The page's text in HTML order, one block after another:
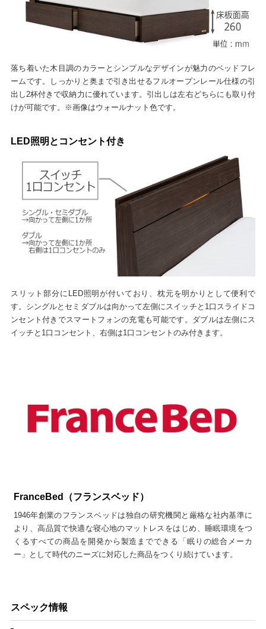
落ち着いた木目調のカラーとシンプルなデザインが魅力のベッドフレ
ームです。しっかりと奥まで引き出せるフルオープンレール仕様の引
出し2杯付きで収納力に優れています。引出しは左右どちらにも取り付
けが可能です。※画像はウォールナット色です。
LED照明とコンセント付き
スリット部分にLED照明が付いており、枕元を明かりとして便利で
す。シングルとセミダブルは向かって左側にスイッチと1口スライドコ
ンセント付きでスマートフォンの充電も可能です。ダブルは左側にス
イッチと1口コンセント、右側は1口コンセントのみ付きます。
FranceBed（フランスベッド）
1946年創業のフランスベッドは独自の研究機関と厳格な社内基準に
より、高品質で快適な寝心地のマットレスをはじめ、睡眠環境をつ
くるすべての商品を開発から製造までできる「眠りの総合メーカ
ー」として時代のニーズに対応した商品をつくり続けています。
スペック情報